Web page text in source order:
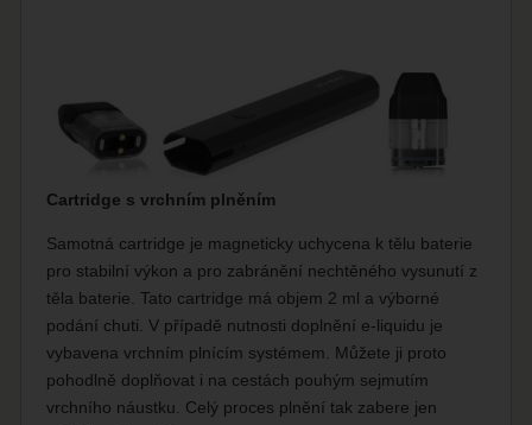
Cartridge s vrchním plněním
Samotná cartridge je magneticky uchycena k tělu baterie
pro stabilní výkon a pro zabránění nechtěného vysunutí z
těla baterie. Tato cartridge má objem 2 ml a výborné
podání chuti. V případě nutnosti doplnění e-liquidu je
vybavena vrchním plnícím systémem. Můžete ji proto
pohodlně doplňovat i na cestách pouhým sejmutím
vrchního náustku. Celý proces plnění tak zabere jen